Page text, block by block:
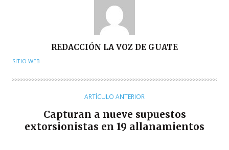
U
O
REDACCIÓN LA VOZ DE GUATE
SITIO WEB
ARTÍCULO ANTERIOR
Capturan a nueve supuestos
extorsionistas en 19 allanamientos